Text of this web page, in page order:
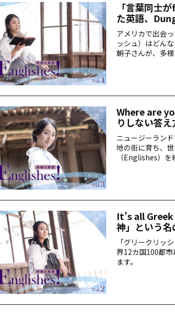
「言葉同士
た英語、
アメリカで出会
ッシュ）はどん
朝子さんが、多
Where are
りしない答え
ニュージーラン
地の街に育ち、
（Englishes）を
It’s all
神」という
「グリークリッ
界12カ国100都
ます。